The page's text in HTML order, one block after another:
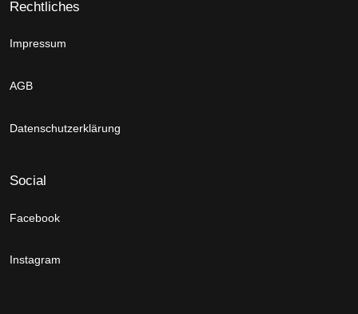
Rechtliches
Impressum
AGB
Datenschutzerklärung
Social
Facebook
Instagram